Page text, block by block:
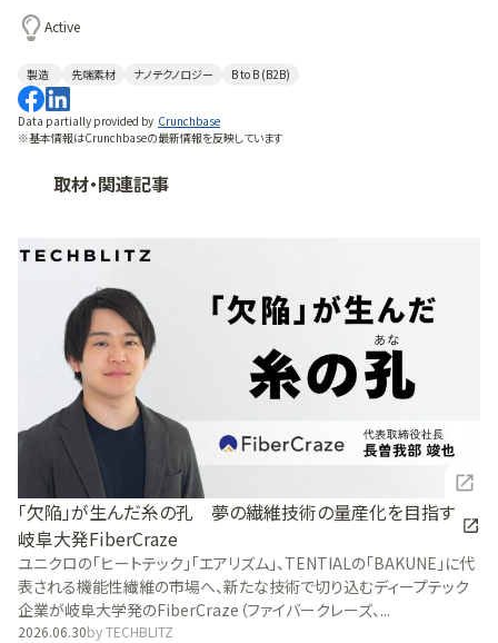
Active
製造 先端素材 ナノテクノロジー B to B (B2B)
Data partially provided by Crunchbase
※基本情報はCrunchbaseの最新情報を反映しています
取材・関連記事
「欠陥」が生んだ糸の孔 夢の繊維技術の量産化を目指す
岐阜大発FiberCraze
ユニクロの「ヒートテック」「エアリズム」、TENTIALの「BAKUNE」に代
表される機能性繊維の市場へ、新たな技術で切り込むディープテック
企業が岐阜大学発のFiberCraze（ファイバークレーズ、...
2026.06.30byTECHBLITZ